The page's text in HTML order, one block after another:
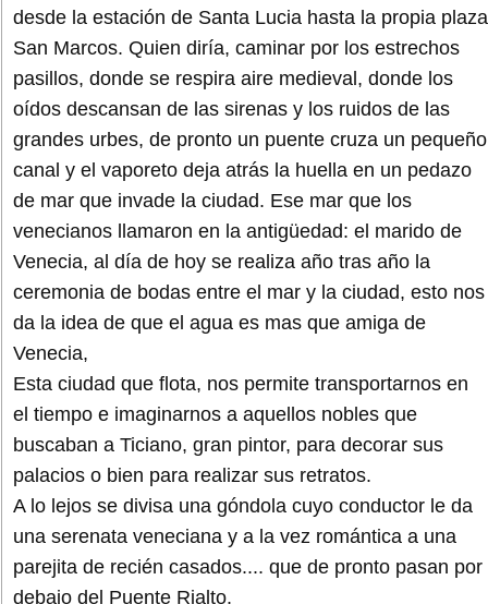
desde la estación de Santa Lucia hasta la propia plaza
San Marcos. Quien diría, caminar por los estrechos
pasillos, donde se respira aire medieval, donde los
oídos descansan de las sirenas y los ruidos de las
grandes urbes, de pronto un puente cruza un pequeño
canal y el vaporeto deja atrás la huella en un pedazo
de mar que invade la ciudad. Ese mar que los
venecianos llamaron en la antigüedad: el marido de
Venecia, al día de hoy se realiza año tras año la
ceremonia de bodas entre el mar y la ciudad, esto nos
da la idea de que el agua es mas que amiga de
Venecia,
Esta ciudad que flota, nos permite transportarnos en
el tiempo e imaginarnos a aquellos nobles que
buscaban a Ticiano, gran pintor, para decorar sus
palacios o bien para realizar sus retratos.
A lo lejos se divisa una góndola cuyo conductor le da
una serenata veneciana y a la vez romántica a una
parejita de recién casados.... que de pronto pasan por
debajo del Puente Rialto.